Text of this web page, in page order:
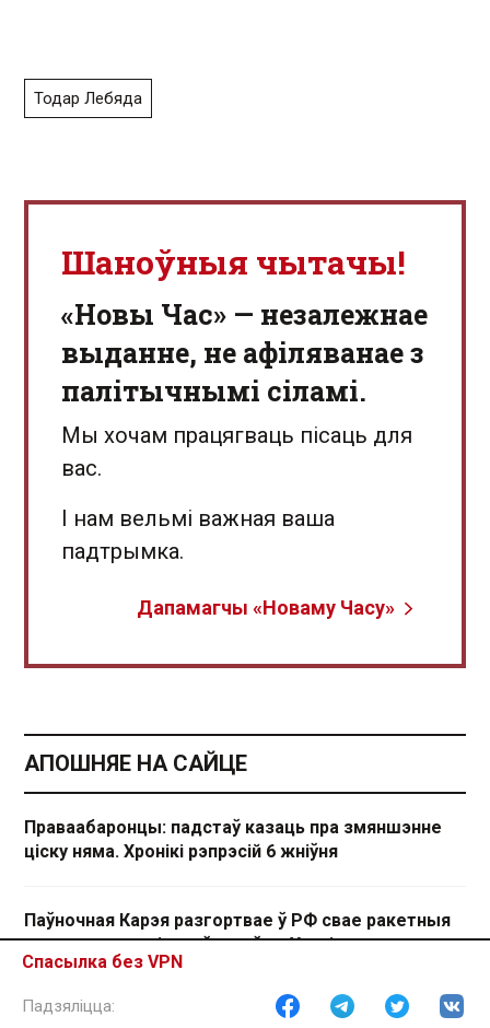
Спасылка без VPN
Тодар Лебяда
Шаноўныя чытачы!
«Новы Час» — незалежнае
выданне, не афіляванае з
палітычнымі сіламі.
Мы хочам працягваць пісаць для
вас.
І нам вельмі важная ваша
падтрымка.
Дапамагчы «Новаму Часу»
АПОШНЯЕ НА САЙЦЕ
Праваабаронцы: падстаў казаць пра змяншэнне
ціску няма. Хронікі рэпрэсій 6 жніўня
Паўночная Карэя разгортвае ў РФ свае ракетныя
падраздзяленні для ўдараў па Украіне
Больш за 2 тысячы ліквідаваных НКА і новае